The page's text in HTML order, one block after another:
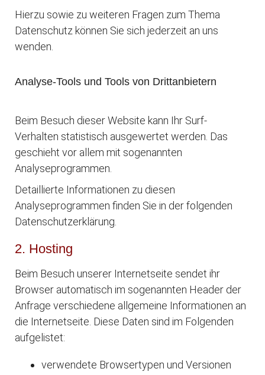
Hierzu sowie zu weiteren Fragen zum Thema
Datenschutz können Sie sich jederzeit an uns
wenden.
Analyse-Tools und Tools von Dritt­anbietern
Beim Besuch dieser Website kann Ihr Surf-
Verhalten statistisch ausgewertet werden. Das
geschieht vor allem mit sogenannten
Analyseprogrammen.
Detaillierte Informationen zu diesen
Analyseprogrammen finden Sie in der folgenden
Datenschutzerklärung.
2. Hosting
Beim Besuch unserer Internetseite sendet ihr
Browser automatisch im sogenannten Header der
Anfrage verschiedene allgemeine Informationen an
die Internetseite. Diese Daten sind im Folgenden
aufgelistet:
verwendete Browsertypen und Versionen